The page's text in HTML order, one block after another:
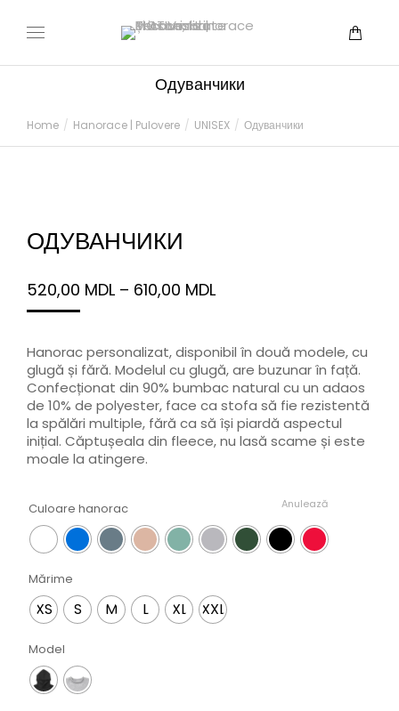
You are here:
Home Hanorace | Pulovere UNISEX Одуванчики
Одуванчики
ОДУВАНЧИКИ
520,00 MDL – 610,00 MDL
Hanorac personalizat, disponibil în două modele, cu
glugă și fără. Modelul cu glugă, are buzunar în față.
Confecționat din 90% bumbac natural cu un adaos
de 10% de polyester, face ca stofa să fie rezistentă
la spălări multiple, fără ca să își piardă aspectul
inițial. Căptușeala din fleece, nu lasă scame și este
moale la atingere.
Culoare hanorac
Mărime
XS S M L XL XXL
Model
Anulează